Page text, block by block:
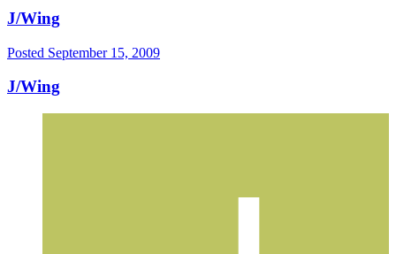
J/Wing
Posted September 15, 2009
J/Wing